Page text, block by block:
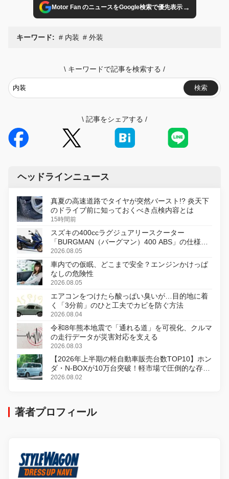
Motor Fan のニュースをGoogle検索で優先表示→
キーワード: 内装 外装
\ キーワードで記事を検索する /
検索
\ 記事をシェアする /
ヘッドラインニュース
真夏の高速道路でタイヤが突然バースト!? 炎天下
のドライブ前に知っておくべき点検内容とは
15時間前
スズキの400ccラグジュアリースクーター
「BURGMAN（バーグマン）400 ABS」の仕様を
変更し、8月18日に発売
2026.08.05
車内での仮眠、どこまで安全？エンジンかけっぱ
なしの危険性
2026.08.05
エアコンをつけたら酸っぱい臭いが…目的地に着
く「3分前」のひと工夫でカビを防ぐ方法
2026.08.04
令和8年熊本地震で「通れる道」を可視化、クルマ
の走行データが災害対応を支える
2026.08.03
【2026年上半期の軽自動車販売台数TOP10】ホン
ダ・N-BOXが10万台突破！軽市場で圧倒的な存在
感
2026.08.02
著者プロフィール